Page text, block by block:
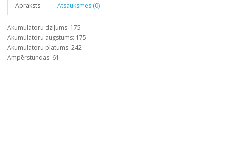
Apraksts Atsauksmes (0)
Akumulatoru dziļums: 175
Akumulatoru augstums: 175
Akumulatoru platums: 242
Ampērstundas: 61